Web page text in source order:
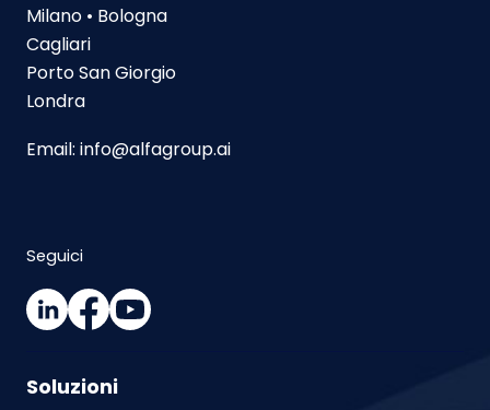
Milano • Bologna
Cagliari
Porto San Giorgio
Londra
Email: info@alfagroup.ai
Seguici
Soluzioni